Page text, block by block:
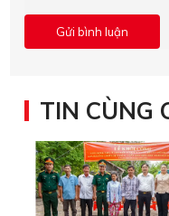
TIN CÙNG